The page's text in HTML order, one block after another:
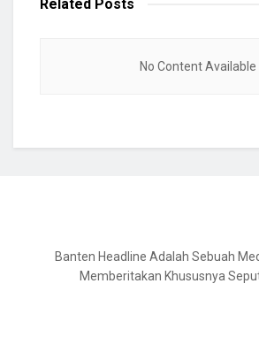
Related Posts
No Content Available
Banten Headline Adalah Sebuah
Memberitakan Khususnya